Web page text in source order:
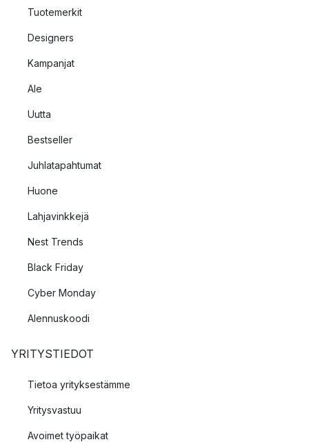
Tuotemerkit
Designers
Kampanjat
Ale
Uutta
Bestseller
Juhlatapahtumat
Huone
Lahjavinkkejä
Nest Trends
Black Friday
Cyber Monday
Alennuskoodi
YRITYSTIEDOT
Tietoa yrityksestämme
Yritysvastuu
Avoimet työpaikat